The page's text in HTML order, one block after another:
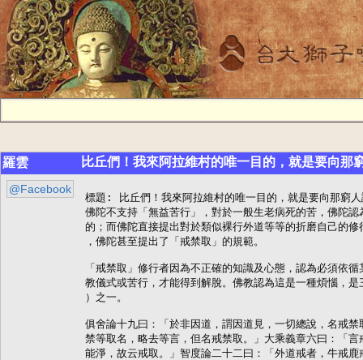
羅雲 比丘們！我來阿拉維村的唯一目的，就是要向那
@Facebook
標題: 比丘們！我來阿拉維村的唯一目的，就是要向那窮
佛陀不支持「無益苦行」，對於一般生老病死的苦，佛陀
的；而佛陀直接提出對於類似裸行外道等等的折磨自己的
，佛陀甚至提出了「戒禁取」的規範。
「戒禁取」修行者因為不正確的知識及心態，認為必須依
教儀式或苦行，才能得到解脫。佛教認為這是一種煩惱，
）之一。
俱舍論十九曰：「於非因道，謂因道見，一切總說，名戒
禁等取名，略去等言，但名戒禁取。」大乘義章六曰：「
能淨，故云戒取。」智度論二十二曰：「外道戒者，牛戒